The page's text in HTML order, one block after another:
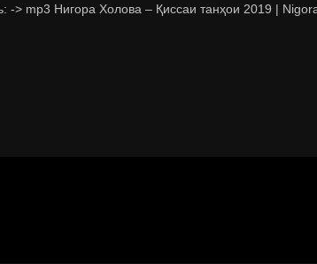
-> mp3 Нигора Холова – Қиссаи танҳои 2019 |